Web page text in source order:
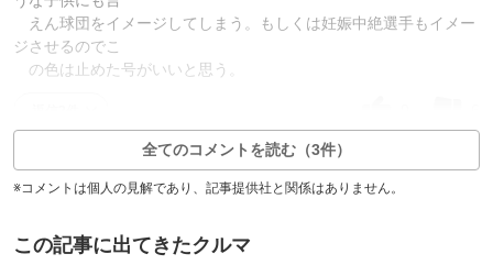
えん球団をイメージしてしまう。もしくは妊娠中絶選手もイメー
ジさせるのでこ
の色は止めた号がいいと思う。
全てのコメントを読む（3件）
※コメントは個人の見解であり、記事提供社と関係はありません。
この記事に出てきたクルマ